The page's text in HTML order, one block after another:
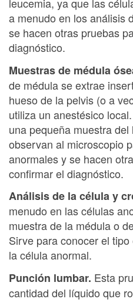
a menudo en los análisis
se hacen otras pruebas
diagnóstico.
Muestras de médula
de médula se extrae
hueso de la pelvis (o a
utiliza un anestésico
una pequeña muestra
observan al microscopio
anormales y se hacen
confirmar el diagnóstico.
Análisis de la célula y
menudo en las células
muestra de la médula o
Sirve para conocer el
la célula anormal.
Punción lumbar. Esta
cantidad del líquido que